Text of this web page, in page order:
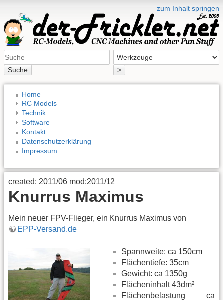
zum Inhalt springen
Suche >
Home
RC Models
Technik
Software
Kontakt
Datenschutzerklärung
Impressum
created: 2011/06 mod:2011/12
Knurrus Maximus
Mein neuer FPV-Flieger, ein Knurrus Maximus von
EPP-Versand.de
Spannweite: ca 150cm
Flächentiefe: 35cm
Gewicht: ca 1350g
Flächeninhalt 43dm²
Flächenbelastung ca